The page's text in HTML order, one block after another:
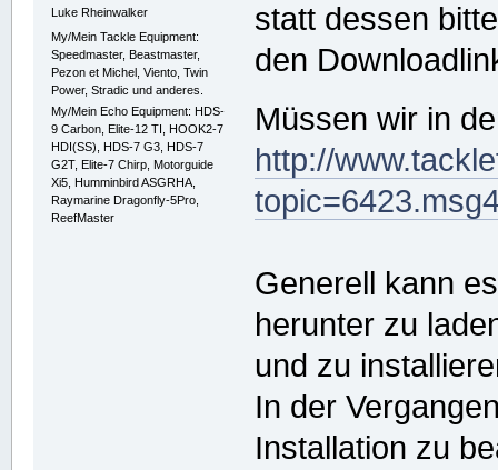
Luke Rheinwalker
My/Mein Tackle Equipment:
Speedmaster, Beastmaster,
Pezon et Michel, Viento, Twin
Power, Stradic und anderes.
My/Mein Echo Equipment: HDS-
9 Carbon, Elite-12 TI, HOOK2-7
HDI(SS), HDS-7 G3, HDS-7
G2T, Elite-7 Chirp, Motorguide
Xi5, Humminbird ASGRHA,
Raymarine Dragonfly-5Pro,
ReefMaster
statt dessen
den
Müssen wir in
http://
Generell kann
herunter zu
und zu
In der
Installation zu